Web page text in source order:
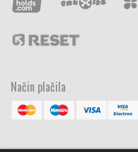
Način plačila